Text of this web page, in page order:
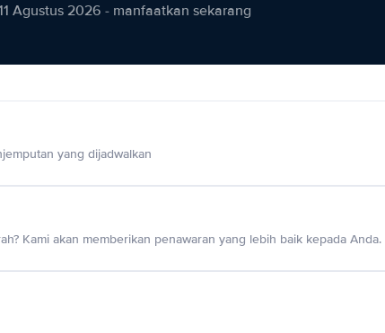
Agustus 2026 - manfaatkan sekarang
yang dijadwalkan
Kami akan memberikan penawaran yang lebih baik kepada Anda.